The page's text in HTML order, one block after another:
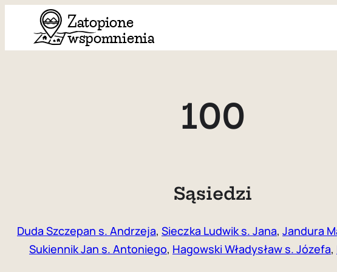
Przejdź
treści
100
Sąsiedzi
Duda Szczepan s. Andrzeja, Sieczka Ludwik s. Jana, Jandura
Sukiennik Jan s. Antoniego, Hagowski Władysław s. Józefa,